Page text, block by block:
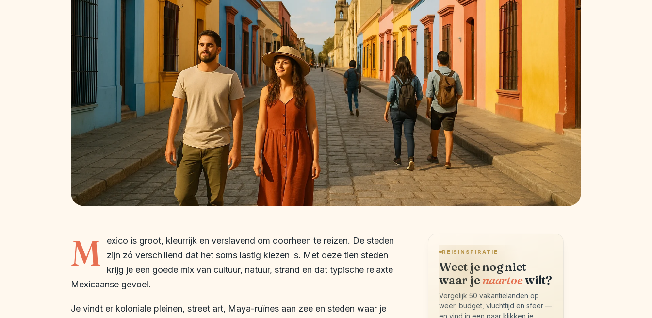
M
exico is groot, kleurrijk en verslavend om doorheen te reizen. De steden
zijn zó verschillend dat het soms lastig kiezen is. Met deze tien steden
krijg je een goede mix van cultuur, natuur, strand en dat typische relaxte
Mexicaanse gevoel.
Je vindt er koloniale pleinen, street art, Maya-ruïnes aan zee en steden waar je
REISINSPIRATIE
Weet je nog niet
waar je naartoewilt?
Vergelijk 50 vakantielanden op
weer, budget, vluchttijd en sfeer —
en vind in een paar klikken je